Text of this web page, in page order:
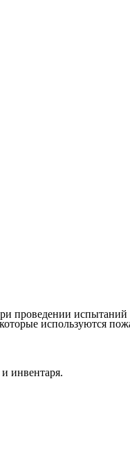
проведении
используются
инвентаря.